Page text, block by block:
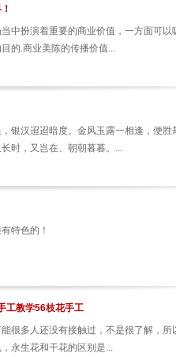
中扮演着重要的商业价值，一方面可以
的.商业美陈的传播价值...
银汉迢迢暗度。金风玉露一相逢，便胜
时，又岂在、朝朝暮暮。...
特色的！
工教学56枝花手工
很多人还没有接触过，不是很了解，
永生花和干花的区别是...